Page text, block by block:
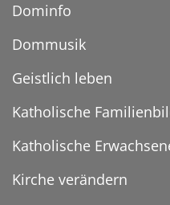
Dominfo
Dommusik
Geistlich leben
Katholische
Katholische
Kirche verändern